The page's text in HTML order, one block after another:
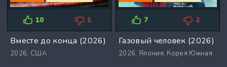
10 1
Вместе до конца (2026)
2026, США
7 2
Газовый человек (2026)
2026, Япония, Корея Южная